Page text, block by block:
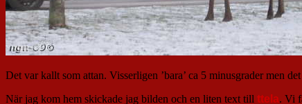
Det var kallt som attan. Visserligen ’bara’ ca 5 minusgrader men
När jag kom hem skickade jag bilden och en liten text till ttela. Vi